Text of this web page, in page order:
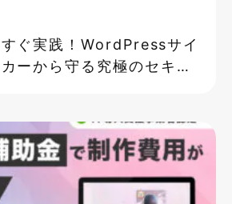
すぐ実践！WordPressサイ
ーから守る究極のセキュ